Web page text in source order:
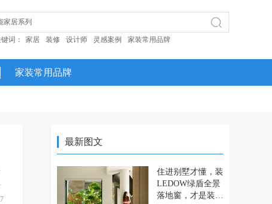
词： 家居 装修 设计师 灵感案例 家装常用品牌
家装常用品牌
最新图文
住进别墅才懂，装
LEDOW绿盾全景
落地窗，才是装修